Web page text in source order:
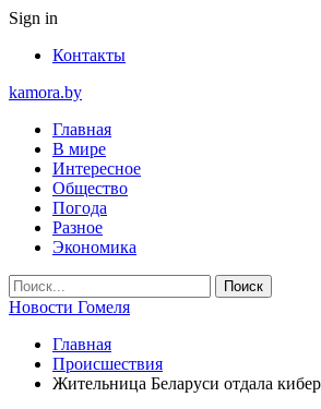
Sign in
Контакты
kamora.by
Главная
В мире
Интересное
Общество
Погода
Разное
Экономика
Новости Гомеля
Главная
Происшествия
Жительница Беларуси отдала